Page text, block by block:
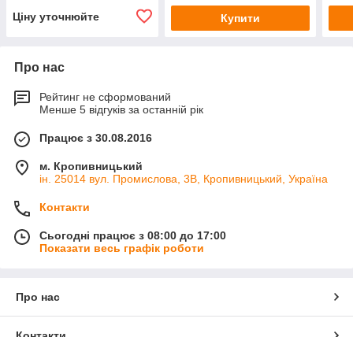
Ціну уточнюйте Купити
Про нас
Рейтинг не сформований
Менше 5 відгуків за останній рік
Працює з 30.08.2016
м. Кропивницький
ін. 25014 вул. Промислова, 3В, Кропивницький, Україна
Контакти
Сьогодні працює з 08:00 до 17:00
Показати весь графік роботи
Про нас